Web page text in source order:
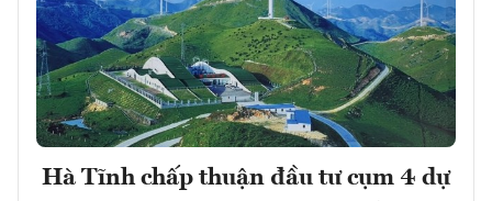
Hà Tĩnh chấp thuận đầu tư cụm 4 dự